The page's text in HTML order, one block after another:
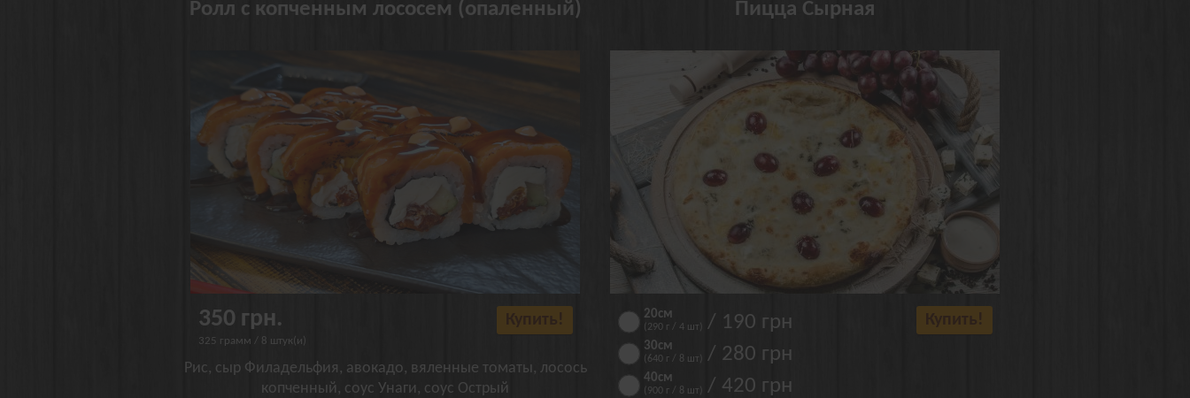
Ролл с копченным лососем (опаленный)
350 грн.
325 грамм / 8 штук(и)
Рис, сыр Филадельфия, авокадо, вяленные томаты, лосось
копченный, соус Унаги, соус Острый
Пицца Сырная
20см
(290 г / 4 шт) / 190 грн
30см
(640 г / 8 шт) / 280 грн
40см
(900 г / 8 шт) / 420 грн